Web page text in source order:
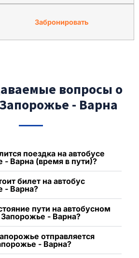
Забронировать
вопросы о
- Варна
поездка на автобусе
- Варна (время в пути)?
билет на автобус
- Варна?
пути на автобусном
- Варна?
отправляется
- Варна?